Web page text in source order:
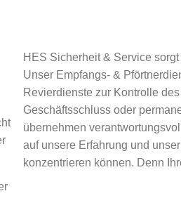
HES Sicherheit & Service
Unser Empfangs- &
Revierdienste zur Kontrolle
Geschäftsschluss oder
übernehmen
auf unsere Erfahrung und
konzentrieren können. Denn